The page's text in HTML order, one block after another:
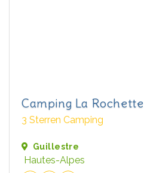
Camping La Rochette
3 Sterren Camping
Guillestre
Hautes-Alpes